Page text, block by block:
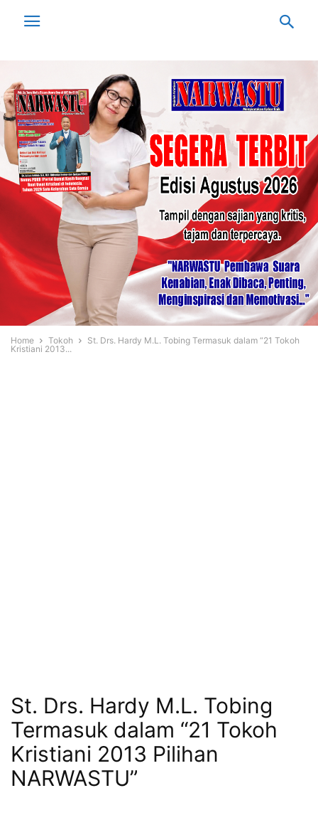
Home Tokoh
St. Drs. Hardy M.L. Tobing Termasuk dalam “21 Tokoh
Kristiani 2013...
St. Drs. Hardy M.L. Tobing
Termasuk dalam “21 Tokoh
Kristiani 2013 Pilihan
NARWASTU”